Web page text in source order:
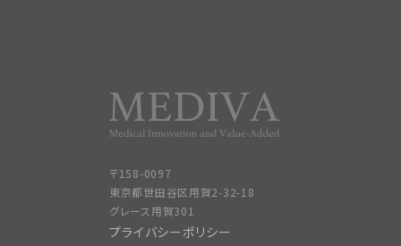
〒158-0097
東京都世田谷区用賀2-32-18
グレース用賀301
プライバシーポリシー